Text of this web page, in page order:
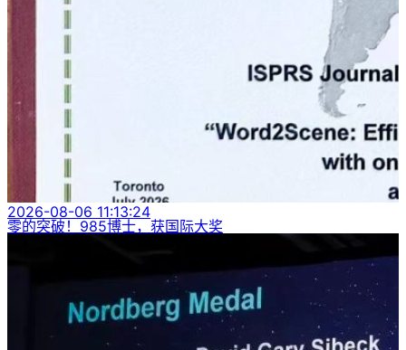
2026-08-06 11:13:24
零的突破！985博士，获国际大奖